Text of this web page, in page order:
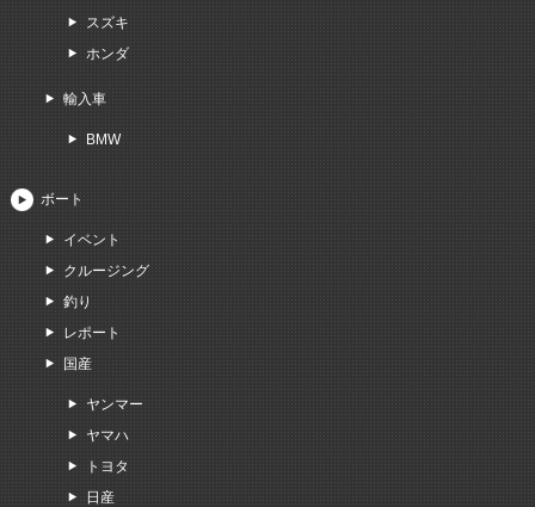
スズキ
ホンダ
輸入車
BMW
ボート
イベント
クルージング
釣り
レポート
国産
ヤンマー
ヤマハ
トヨタ
日産